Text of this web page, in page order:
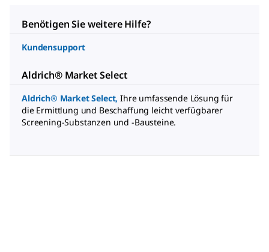
Benötigen Sie weitere Hilfe?
Kundensupport
Aldrich® Market Select
Aldrich® Market Select, Ihre umfassende Lösung für
die Ermittlung und Beschaffung leicht verfügbarer
Screening-Substanzen und -Bausteine.